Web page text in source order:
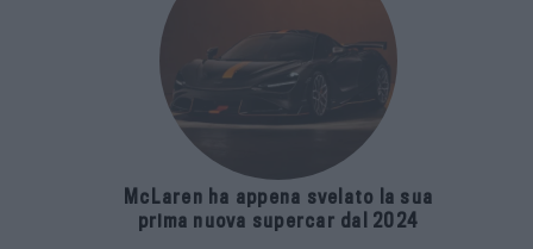
McLaren ha appena svelato la sua
prima nuova supercar dal 2024